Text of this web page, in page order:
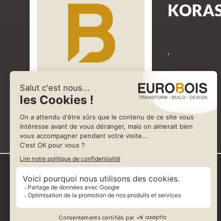
,
Représenté par KORA PROTECTION DU BOIS